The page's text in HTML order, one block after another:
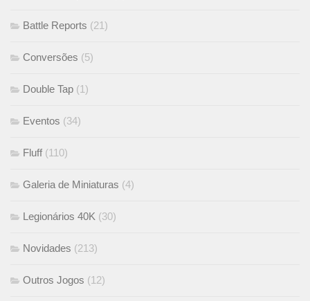
Battle Reports (21)
Conversões (5)
Double Tap (1)
Eventos (34)
Fluff (110)
Galeria de Miniaturas (4)
Legionários 40K (30)
Novidades (213)
Outros Jogos (12)